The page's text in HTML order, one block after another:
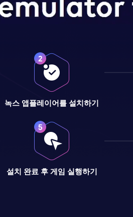
녹스 앱플레이어를 설치하기
설치 완료 후 게임 실행하기